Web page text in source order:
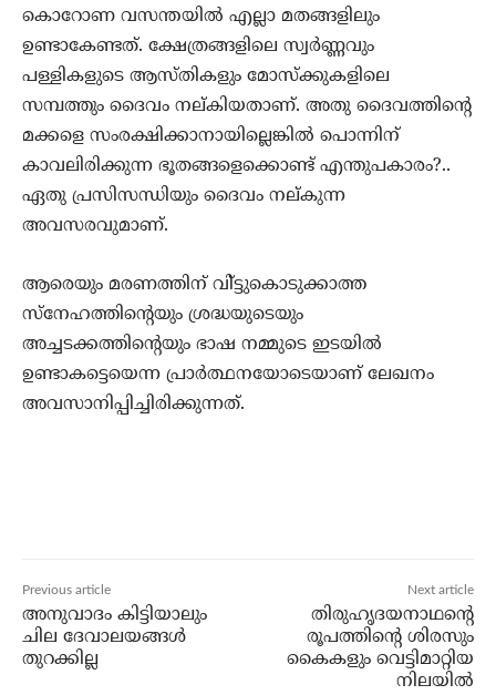
കൊറോണ വസന്തയില്‍ എല്ലാ മതങ്ങളിലും
ഉണ്ടാകേണ്ടത്. ക്ഷേത്രങ്ങളിലെ സ്വര്‍ണ്ണവും
പള്ളികളുടെ ആസ്തികളും മോസ്‌ക്കുകളിലെ
സമ്പത്തും ദൈവം നല്കിയതാണ്. അതു ദൈവത്തിന്റെ
മക്കളെ സംരക്ഷിക്കാനായില്ലെങ്കില്‍ പൊന്നിന്
കാവലിരിക്കുന്ന ഭൂതങ്ങളെക്കൊണ്ട് എന്തുപകാരം?..
ഏതു പ്രസിസന്ധിയും ദൈവം നല്കുന്ന
അവസരവുമാണ്.
ആരെയും മരണത്തിന് വി്ട്ടുകൊടുക്കാത്ത
സ്‌നേഹത്തിന്റെയും ശ്രദ്ധയുടെയും
അച്ചടക്കത്തിന്റെയും ഭാഷ നമ്മുടെ ഇടയില്‍
ഉണ്ടാകട്ടെയെന്ന പ്രാര്‍ത്ഥനയോടെയാണ് ലേഖനം
അവസാനിപ്പിച്ചിരിക്കുന്നത്.
Previous article
അനുവാദം കിട്ടിയാലും
ചില ദേവാലയങ്ങള്‍
തുറക്കില്ല
Next article
തിരുഹൃദയനാഥന്റെ
രൂപത്തിന്റെ ശിരസും
കൈകളും വെട്ടിമാറ്റിയ
നിലയില്‍